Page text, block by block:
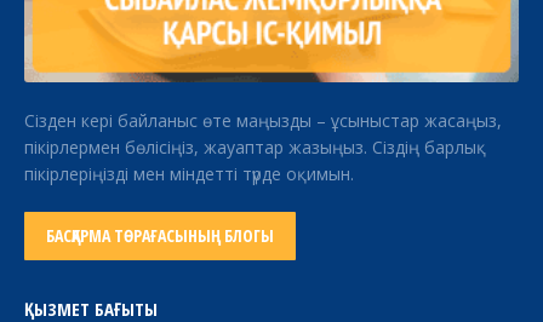
Сізден кері байланыс өте маңызды – ұсыныстар жасаңыз,
пікірлермен бөлісіңіз, жауаптар жазыңыз. Сіздің барлық
пікірлеріңізді мен міндетті түрде оқимын.
БАСҚАРМА ТӨРАҒАСЫНЫҢ БЛОГЫ
ҚЫЗМЕТ БАҒЫТЫ